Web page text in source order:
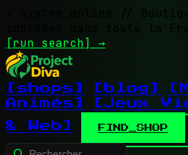
//
indexées dans toute la
[run search] →
[shops] [blog]
Animés]
[Jeux
& Web]
FIND_SHOP